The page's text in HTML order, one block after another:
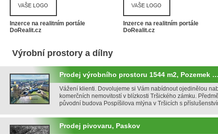
Inzerce na realitním portále
DoRealit.cz
Inzerce na realitním portále
DoRealit.cz
Výrobní prostory a dílny
Prodej výrobního prostoru 1544 m2, Pozemek
Vážení klienti. Dovolujeme si Vám nabídnout ojedinělou
komerčních nemovitostí v blízkosti Tršického zámku.
původní budova Pospíšilova mlýna v Tršicích s
Prodej pivovaru, Paskov